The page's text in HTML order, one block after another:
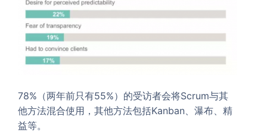
78%（两年前只有55%）的受访者会将Scrum与其
他方法混合使用，其他方法包括Kanban、瀑布、精
益等。